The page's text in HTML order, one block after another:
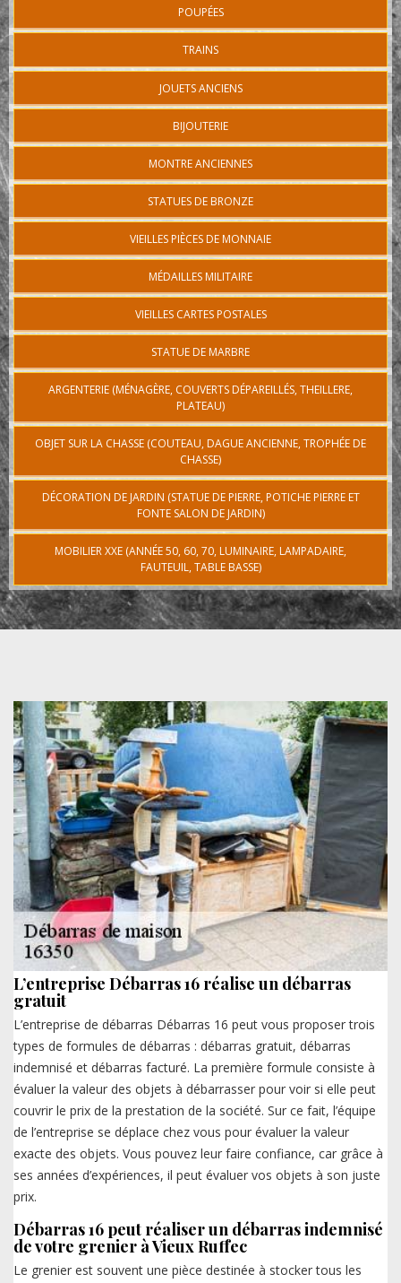
POUPÉES
TRAINS
JOUETS ANCIENS
BIJOUTERIE
MONTRE ANCIENNES
STATUES DE BRONZE
VIEILLES PIÈCES DE MONNAIE
MÉDAILLES MILITAIRE
VIEILLES CARTES POSTALES
STATUE DE MARBRE
ARGENTERIE (MÉNAGÈRE, COUVERTS DÉPAREILLÉS, THEILLERE,
PLATEAU)
OBJET SUR LA CHASSE (COUTEAU, DAGUE ANCIENNE, TROPHÉE DE
CHASSE)
DÉCORATION DE JARDIN (STATUE DE PIERRE, POTICHE PIERRE ET
FONTE SALON DE JARDIN)
MOBILIER XXE (ANNÉE 50, 60, 70, LUMINAIRE, LAMPADAIRE,
FAUTEUIL, TABLE BASSE)
L’entreprise Débarras 16 réalise un débarras
gratuit
L’entreprise de débarras Débarras 16 peut vous proposer trois
types de formules de débarras : débarras gratuit, débarras
indemnisé et débarras facturé. La première formule consiste à
évaluer la valeur des objets à débarrasser pour voir si elle peut
couvrir le prix de la prestation de la société. Sur ce fait, l’équipe
de l’entreprise se déplace chez vous pour évaluer la valeur
exacte des objets. Vous pouvez leur faire confiance, car grâce à
ses années d’expériences, il peut évaluer vos objets à son juste
prix.
Débarras 16 peut réaliser un débarras indemnisé
de votre grenier à Vieux Ruffec
Le grenier est souvent une pièce destinée à stocker tous les